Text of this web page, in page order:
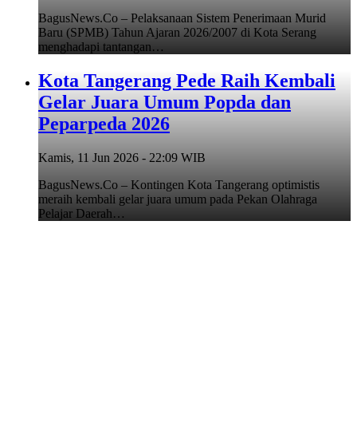
BagusNews.Co – Pelaksanaan Sistem Penerimaan Murid
Baru (SPMB) Tahun Ajaran 2026/2007 di Kota Serang
menghadapi tantangan…
Kota Tangerang Pede Raih Kembali
Gelar Juara Umum Popda dan
Peparpeda 2026
Kamis, 11 Jun 2026 - 22:09 WIB
BagusNews.Co – Kontingen Kota Tangerang optimistis
meraih kembali gelar juara umum pada Pekan Olahraga
Pelajar Daerah…